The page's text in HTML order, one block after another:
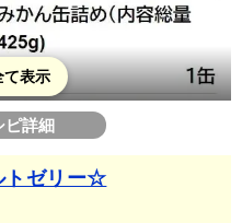
て表示
ピ詳細
トゼリー☆